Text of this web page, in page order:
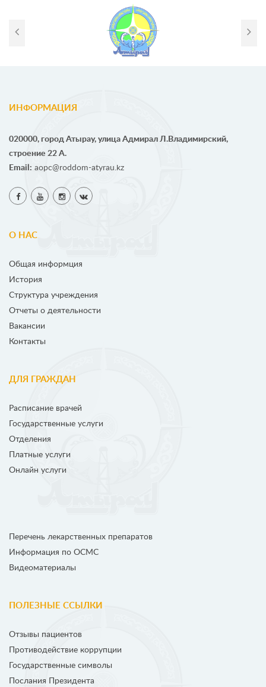
ИНФОРМАЦИЯ
020000, город Атырау, улица Адмирал Л.Владимирский,
строение 22 А.
Email: aopc@roddom-atyrau.kz
О НАС
Общая информция
История
Структура учреждения
Отчеты о деятельности
Вакансии
Контакты
ДЛЯ ГРАЖДАН
Расписание врачей
Государственные услуги
Отделения
Платные услуги
Онлайн услуги
Перечень лекарственных препаратов
Информация по ОСМС
Видеоматериалы
ПОЛЕЗНЫЕ ССЫЛКИ
Отзывы пациентов
Противодействие коррупции
Государственные символы
Послания Президента